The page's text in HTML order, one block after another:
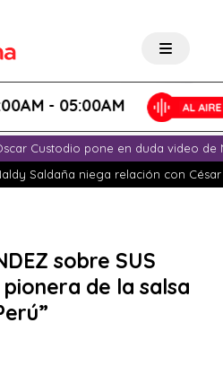
- 05:00AM
Custodio pone en duda video de
Saldaña niega relación con
sobre SUS
pionera de la salsa